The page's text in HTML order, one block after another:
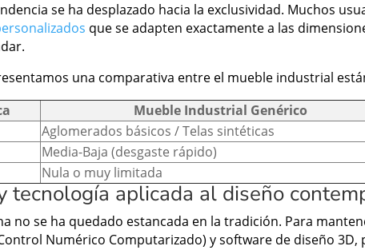
se ha desplazado hacia la exclusividad. Muchos
que se adapten exactamente a las
una comparativa entre el mueble industrial
Mueble Industrial Genérico
Aglomerados básicos / Telas sintéticas
Media-Baja (desgaste rápido)
Nula o muy limitada
tecnología aplicada al diseño
no se ha quedado estancada en la tradición. Para
Numérico Computarizado) y software de diseño